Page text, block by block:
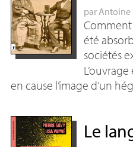
par Antoine
été
sociétés
en cause l’image d’un
Le